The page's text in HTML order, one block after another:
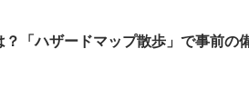
？「ハザードマップ散歩」で事前の